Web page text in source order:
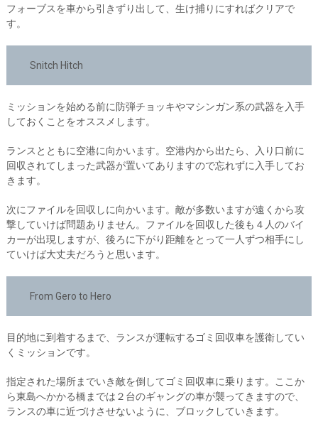
フォーブスを車から引きずり出して、生け捕りにすればクリアで
す。
Snitch Hitch
ミッションを始める前に防弾チョッキやマシンガン系の武器を入手
しておくことをオススメします。
ランスとともに空港に向かいます。空港内から出たら、入り口前に
回収されてしまった武器が置いてありますので忘れずに入手してお
きます。
次にファイルを回収しに向かいます。敵が多数いますが遠くから攻
撃していけば問題ありません。ファイルを回収した後も４人のバイ
カーが出現しますが、後ろに下がり距離をとって一人ずつ相手にし
ていけば大丈夫だろうと思います。
From Gero to Hero
目的地に到着するまで、ランスが運転するゴミ回収車を護衛してい
くミッションです。
指定された場所までいき敵を倒してゴミ回収車に乗ります。ここか
ら東島へかかる橋までは２台のギャングの車が襲ってきますので、
ランスの車に近づけさせないように、ブロックしていきます。